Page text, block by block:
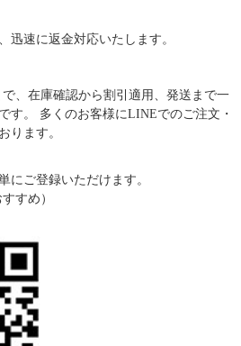
迅速に返金対応いたします。
、在庫確認から割引適用、発送まで一
す。 多くのお客様にLINEでのご注文・
ります。
にご登録いただけます。
すめ）